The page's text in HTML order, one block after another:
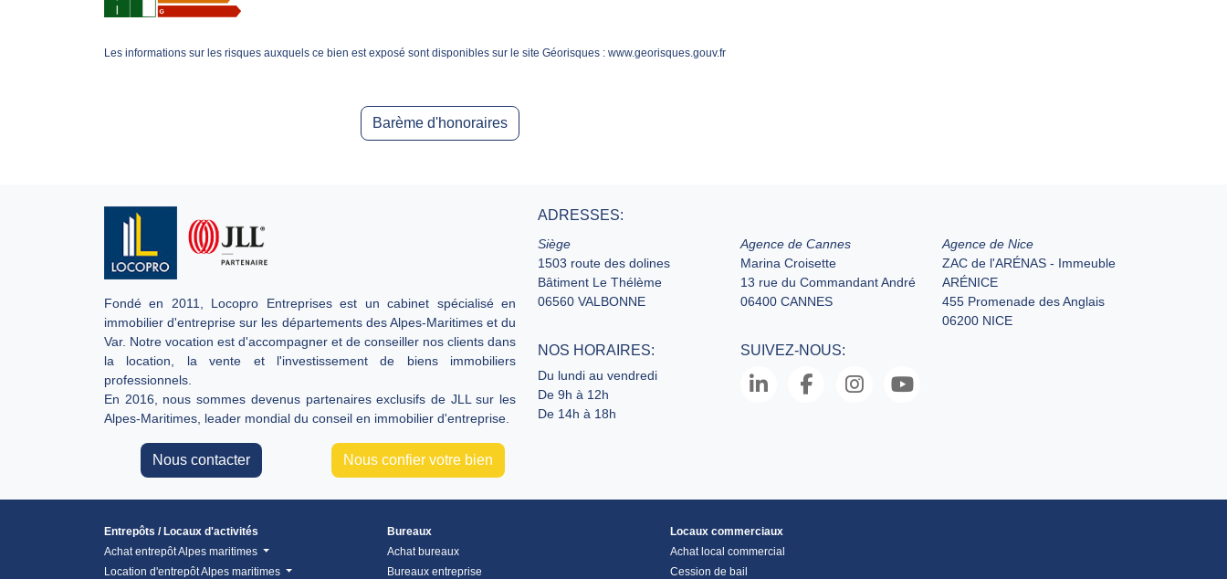
Les informations sur les risques auxquels ce bien est exposé sont disponibles sur le site Géorisques : www.georisques.gouv.fr
Barème d'honoraires
Fondé en 2011, Locopro Entreprises est un cabinet spécialisé en
immobilier d'entreprise sur les départements des Alpes-Maritimes et du
Var. Notre vocation est d'accompagner et de conseiller nos clients dans
la location, la vente et l'investissement de biens immobiliers
professionnels.
En 2016, nous sommes devenus partenaires exclusifs de JLL sur les
Alpes-Maritimes, leader mondial du conseil en immobilier d'entreprise.
Nous contacter Nous confier votre bien
ADRESSES:
Siège
1503 route des dolines
Bâtiment Le Thélème
06560 VALBONNE
Agence de Cannes
Marina Croisette
13 rue du Commandant André
06400 CANNES
Agence de Nice
ZAC de l'ARÉNAS - Immeuble
ARÉNICE
455 Promenade des Anglais
06200 NICE
NOS HORAIRES:
Du lundi au vendredi
De 9h à 12h
De 14h à 18h
SUIVEZ-NOUS:
Entrepôts / Locaux d'activités
Achat entrepôt Alpes maritimes
Location d'entrepôt Alpes maritimes
Bureaux
Achat bureaux
Bureaux entreprise
Locaux commerciaux
Achat local commercial
Cession de bail